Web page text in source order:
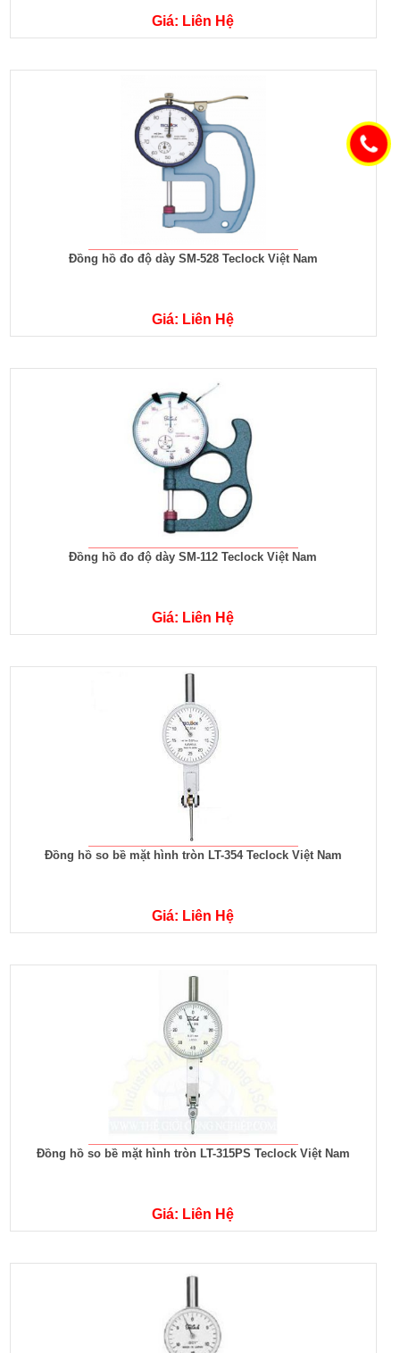
Giá: Liên Hệ
Đồng hồ đo độ dày SM-528 Teclock Việt Nam
Giá: Liên Hệ
Đồng hồ đo độ dày SM-112 Teclock Việt Nam
Giá: Liên Hệ
Đồng hồ so bề mặt hình tròn LT-354 Teclock Việt Nam
Giá: Liên Hệ
Đồng hồ so bề mặt hình tròn LT-315PS Teclock Việt Nam
Giá: Liên Hệ